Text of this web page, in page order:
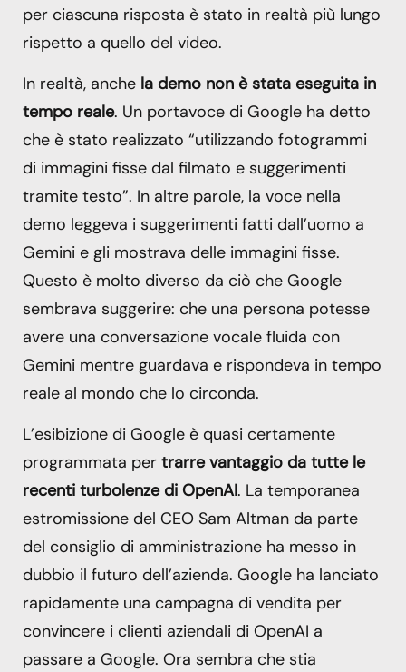
per ciascuna risposta è stato in realtà più lungo
rispetto a quello del video.
In realtà, anche la demo non è stata eseguita in
tempo reale. Un portavoce di Google ha detto
che è stato realizzato “utilizzando fotogrammi
di immagini fisse dal filmato e suggerimenti
tramite testo”. In altre parole, la voce nella
demo leggeva i suggerimenti fatti dall’uomo a
Gemini e gli mostrava delle immagini fisse.
Questo è molto diverso da ciò che Google
sembrava suggerire: che una persona potesse
avere una conversazione vocale fluida con
Gemini mentre guardava e rispondeva in tempo
reale al mondo che lo circonda.
L’esibizione di Google è quasi certamente
programmata per trarre vantaggio da tutte le
recenti turbolenze di OpenAI. La temporanea
estromissione del CEO Sam Altman da parte
del consiglio di amministrazione ha messo in
dubbio il futuro dell’azienda. Google ha lanciato
rapidamente una campagna di vendita per
convincere i clienti aziendali di OpenAI a
passare a Google. Ora sembra che stia